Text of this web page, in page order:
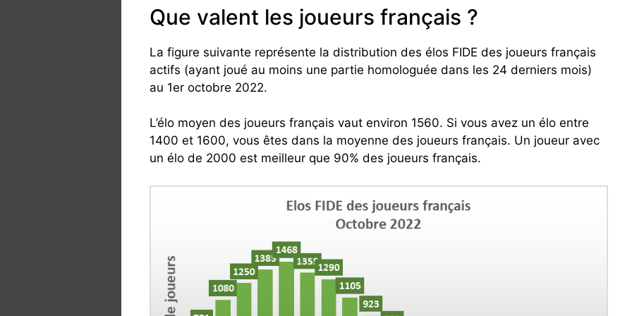
Que valent les joueurs français ?
La figure suivante représente la distribution des élos FIDE des joueurs français
actifs (ayant joué au moins une partie homologuée dans les 24 derniers mois)
au 1er octobre 2022.
L’élo moyen des joueurs français vaut environ 1560. Si vous avez un élo entre
1400 et 1600, vous êtes dans la moyenne des joueurs français. Un joueur avec
un élo de 2000 est meilleur que 90% des joueurs français.